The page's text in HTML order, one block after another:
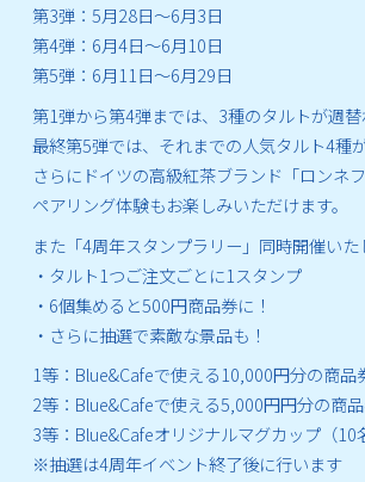
第3弾：5月28日～6月3日
第4弾：6月4日～6月10日
第5弾：6月11日～6月29日
第1弾から第4弾までは、3種のタルトが週替
最終第5弾では、それまでの人気タルト4種
さらにドイツの高級紅茶ブランド「ロンネ
ペアリング体験もお楽しみいただけます。
また「4周年スタンプラリー」同時開催いた
・タルト1つご注文ごとに1スタンプ
・6個集めると500円商品券に！
・さらに抽選で素敵な景品も！
1等：Blue&Cafeで使える10,000円分の商品
2等：Blue&Cafeで使える5,000円円分の商品
3等：Blue&Cafeオリジナルマグカップ（10
※抽選は4周年イベント終了後に行います